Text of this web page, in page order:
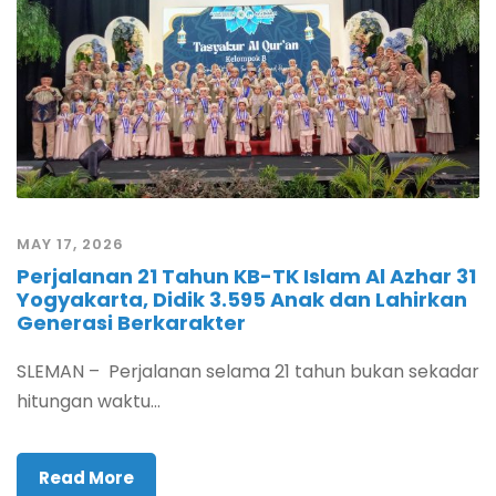
MAY 17, 2026
Perjalanan 21 Tahun KB-TK Islam Al Azhar 31
Yogyakarta, Didik 3.595 Anak dan Lahirkan
Generasi Berkarakter
SLEMAN – Perjalanan selama 21 tahun bukan sekadar
hitungan waktu...
Read More